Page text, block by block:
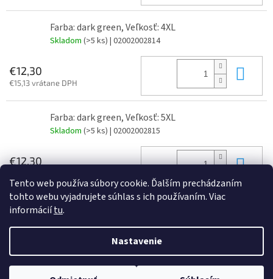
Tento web používa súbory cookie. Ďalším prechádzaním
tohto webu vyjadrujete súhlas s ich používaním. Viac
informáciítu.
Nastavenie
Farba: dark green, Veľkosť: 4XL
Skladom (>5 ks) | 02002002814
€12,30
€15,13 vrátane DPH
Farba: dark green, Veľkosť: 5XL
Skladom (>5 ks) | 02002002815
€12,30 Do
Vytvoril Shoptet